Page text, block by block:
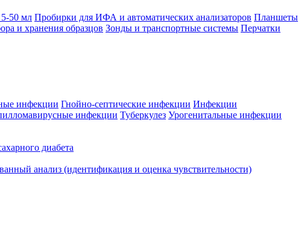
50 мл Пробирки для ИФА и автоматических анализаторов Планшеты
и хранения образцов Зонды и транспортные системы Перчатки
инфекции Гнойно-септические инфекции Инфекции
инфекции Туберкулез Урогенитальные инфекции
диабета
анализ (идентификация и оценка чувствительности)